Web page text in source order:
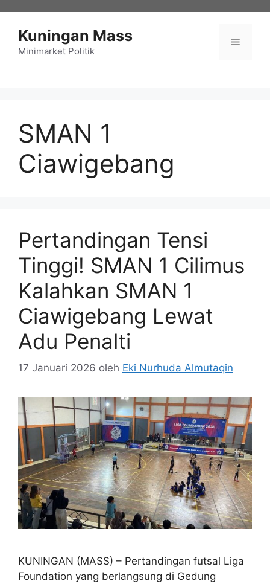
Kuningan Mass
Minimarket Politik
Menu
SMAN 1
Ciawigebang
Pertandingan Tensi
Tinggi! SMAN 1 Cilimus
Kalahkan SMAN 1
Ciawigebang Lewat
Adu Penalti
17 Januari 2026 oleh Eki Nurhuda Almutaqin
KUNINGAN (MASS) – Pertandingan futsal Liga
Foundation yang berlangsung di Gedung